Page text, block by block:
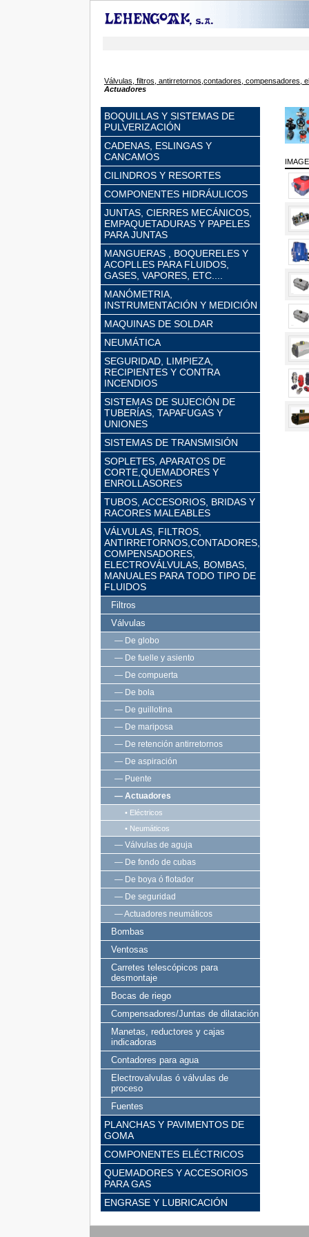
Válvulas, filtros, antirretornos,contadores, compensadores,
Actuadores
BOQUILLAS Y SISTEMAS DE
PULVERIZACIÓN
CADENAS, ESLINGAS Y
CANCAMOS
CILINDROS Y RESORTES
COMPONENTES HIDRÁULICOS
JUNTAS, CIERRES MECÁNICOS,
EMPAQUETADURAS Y PAPELES
PARA JUNTAS
MANGUERAS , BOQUERELES Y
ACOPLLES PARA FLUIDOS,
GASES, VAPORES, ETC....
MANÓMETRIA,
INSTRUMENTACIÓN Y MEDICIÓN
MAQUINAS DE SOLDAR
NEUMÁTICA
SEGURIDAD, LIMPIEZA,
RECIPIENTES Y CONTRA
INCENDIOS
SISTEMAS DE SUJECIÓN DE
TUBERÍAS, TAPAFUGAS Y
UNIONES
SISTEMAS DE TRANSMISIÓN
SOPLETES, APARATOS DE
CORTE,QUEMADORES Y
ENROLLASORES
TUBOS, ACCESORIOS, BRIDAS Y
RACORES MALEABLES
VÁLVULAS, FILTROS,
ANTIRRETORNOS,CONTADORES,
COMPENSADORES,
ELECTROVÁLVULAS, BOMBAS,
MANUALES PARA TODO TIPO DE
FLUIDOS
Filtros
Válvulas
— De globo
— De fuelle y asiento
— De compuerta
— De bola
— De guillotina
— De mariposa
— De retención antirretornos
— De aspiración
— Puente
— Actuadores
• Eléctricos
• Neumáticos
— Válvulas de aguja
— De fondo de cubas
— De boya ó flotador
— De seguridad
— Actuadores neumáticos
Bombas
Ventosas
Carretes telescópicos para
desmontaje
Bocas de riego
Compensadores/Juntas de dilatación
Manetas, reductores y cajas
indicadoras
Contadores para agua
Electrovalvulas ó válvulas de
proceso
Fuentes
PLANCHAS Y PAVIMENTOS DE
GOMA
COMPONENTES ELÉCTRICOS
QUEMADORES Y ACCESORIOS
PARA GAS
ENGRASE Y LUBRICACIÓN